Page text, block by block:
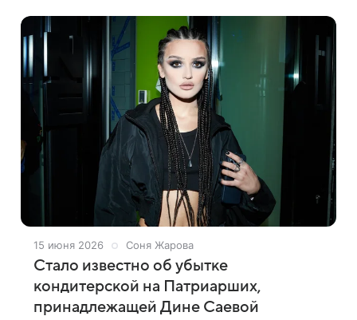
15 июня 2026 Соня Жарова
Стало известно об убытке
кондитерской на Патриарших,
принадлежащей Дине Саевой